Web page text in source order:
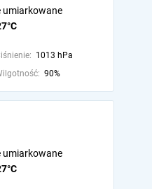
umiarkowane
1013 hPa
90%
umiarkowane